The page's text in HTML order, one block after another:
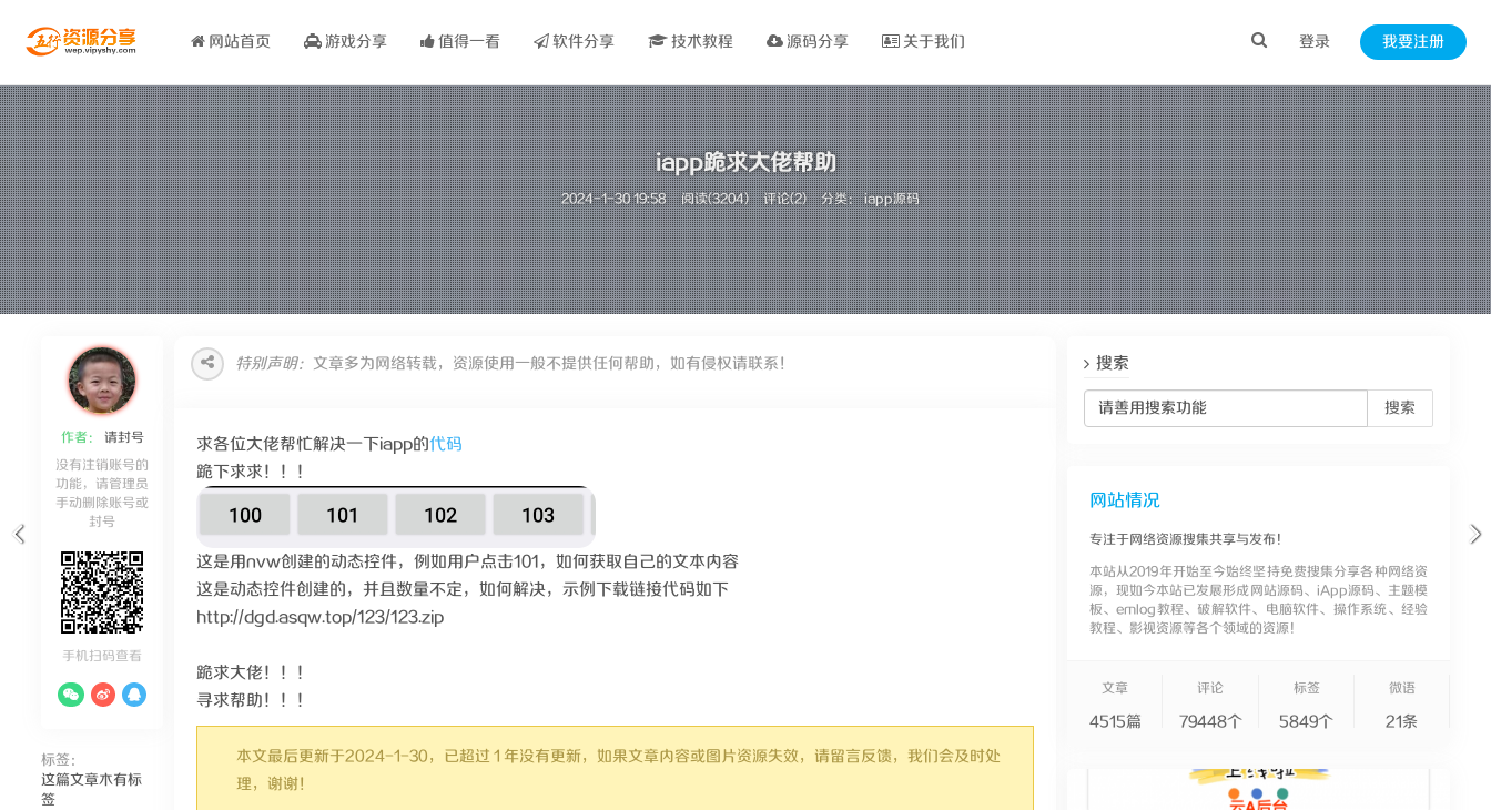
登录 我要注册
网站首页 游戏分享 值得一看 软件分享 技术教程 源码分享 关于我们
iapp跪求大佬帮助
2024-1-30 19:58 阅读(3204) 评论(2) 分类：iapp源码
作者：
请封号
没有注销账号的
功能，请管理员
手动删除账号或
封号
手机扫码查看
标签：
这篇文章木有标
签
特别声明： 文章多为网络转载，资源使用一般不提供任何帮助，如有侵权请联系！
求各位大佬帮忙解决一下iapp的代码
跪下求求！！！
这是用nvw创建的动态控件，例如用户点击101，如何获取自己的文本内容
这是动态控件创建的，并且数量不定，如何解决，示例下载链接代码如下
http://dgd.asqw.top/123/123.zip
跪求大佬！！！
寻求帮助！！！
本文最后更新于2024-1-30，已超过 1 年没有更新，如果文章内容或图片资源失效，请留言反馈，我们会及时处
理，谢谢！
搜索
搜索
网站情况
专注于网络资源搜集共享与发布！
本站从2019年开始至今始终坚持免费搜集分享各种网络资
源，现如今本站已发展形成网站源码、iApp源码、主题模
板、emlog教程、破解软件、电脑软件、操作系统、经验
教程、影视资源等各个领域的资源！
文章
4515篇
评论
79448个
标签
5849个
微语
21条